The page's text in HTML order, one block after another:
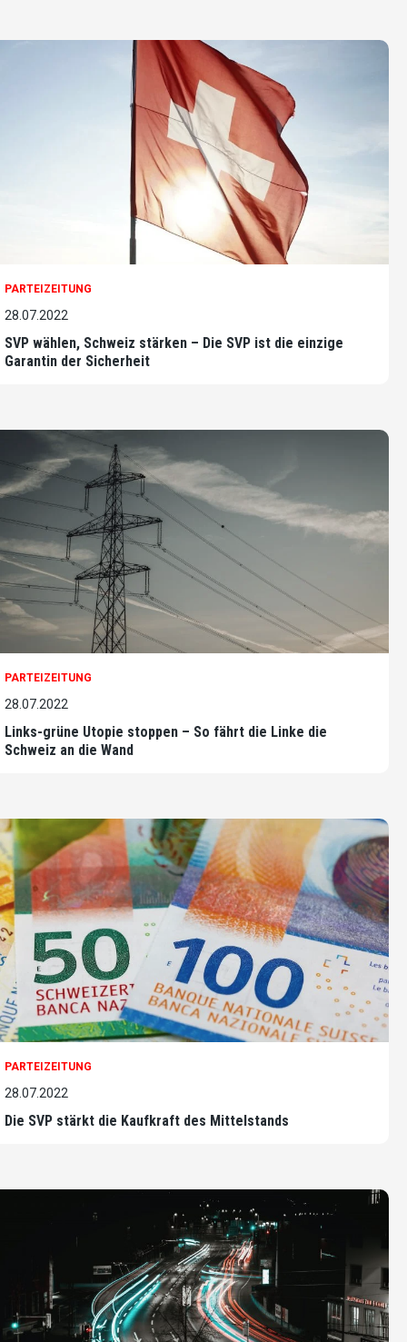
PARTEIZEITUNG
28.07.2022
SVP wählen, Schweiz stärken – Die SVP ist die einzige
Garantin der Sicherheit
PARTEIZEITUNG
28.07.2022
Links-grüne Utopie stoppen – So fährt die Linke die
Schweiz an die Wand
PARTEIZEITUNG
28.07.2022
Die SVP stärkt die Kaufkraft des Mittelstands